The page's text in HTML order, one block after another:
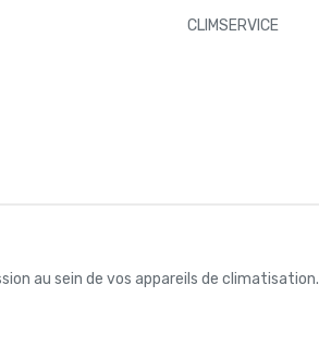
CLIMSERVICE
au sein de vos appareils de climatisation.